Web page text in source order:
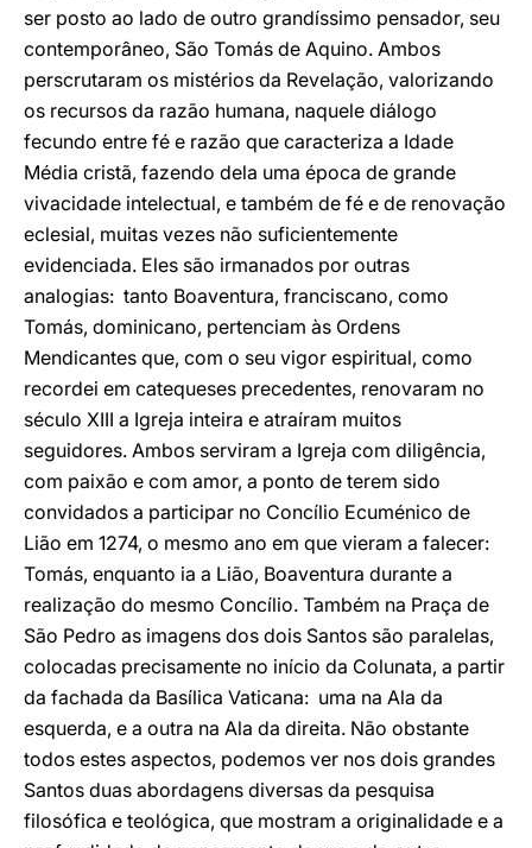
ser posto ao lado de outro grandíssimo pensador, seu
contemporâneo, São Tomás de Aquino. Ambos
perscrutaram os mistérios da Revelação, valorizando
os recursos da razão humana, naquele diálogo
fecundo entre fé e razão que caracteriza a Idade
Média cristã, fazendo dela uma época de grande
vivacidade intelectual, e também de fé e de renovação
eclesial, muitas vezes não suficientemente
evidenciada. Eles são irmanados por outras
analogias: tanto Boaventura, franciscano, como
Tomás, dominicano, pertenciam às Ordens
Mendicantes que, com o seu vigor espiritual, como
recordei em catequeses precedentes, renovaram no
século XIII a Igreja inteira e atraíram muitos
seguidores. Ambos serviram a Igreja com diligência,
com paixão e com amor, a ponto de terem sido
convidados a participar no Concílio Ecuménico de
Lião em 1274, o mesmo ano em que vieram a falecer:
Tomás, enquanto ia a Lião, Boaventura durante a
realização do mesmo Concílio. Também na Praça de
São Pedro as imagens dos dois Santos são paralelas,
colocadas precisamente no início da Colunata, a partir
da fachada da Basílica Vaticana: uma na Ala da
esquerda, e a outra na Ala da direita. Não obstante
todos estes aspectos, podemos ver nos dois grandes
Santos duas abordagens diversas da pesquisa
filosófica e teológica, que mostram a originalidade e a